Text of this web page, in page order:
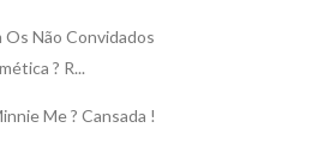
Os Não Convidados
? R...
Me ? Cansada !